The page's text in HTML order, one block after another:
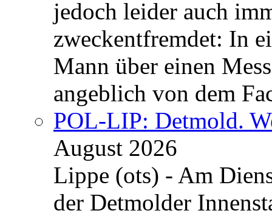
jedoch leider auch
zweckentfremdet: In
Mann über einen
angeblich von dem
POL-LIP: Detmold.
August 2026
Lippe (ots) - Am
der Detmolder